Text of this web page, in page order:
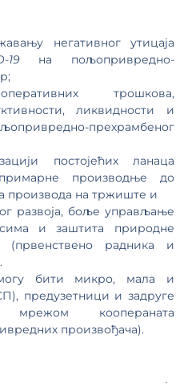
негативног утицаја
19на пољопривредно-
трошкова,
ликвидности и
прехрамбеног
постојећих ланаца
производње до
производа на тржиште и
развоја, боље управљање
и заштита природне
радника и
бити микро, мала и
предузетници и задруге
коопераната
произвођача).